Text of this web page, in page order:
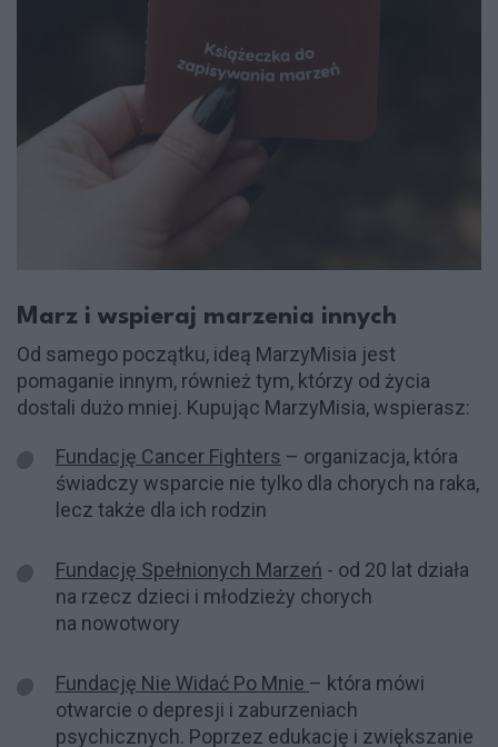
Marz i wspieraj marzenia innych
Od samego początku, ideą MarzyMisia jest
pomaganie innym, również tym, którzy od życia
dostali dużo mniej. Kupując MarzyMisia, wspierasz:
Fundację Cancer Fighters – organizacja, która
świadczy wsparcie nie tylko dla chorych na raka,
lecz także dla ich rodzin
Fundację Spełnionych Marzeń - od 20 lat działa
na rzecz dzieci i młodzieży chorych
na nowotwory
Fundację Nie Widać Po Mnie – która mówi
otwarcie o depresji i zaburzeniach
psychicznych. Poprzez edukację i zwiększanie